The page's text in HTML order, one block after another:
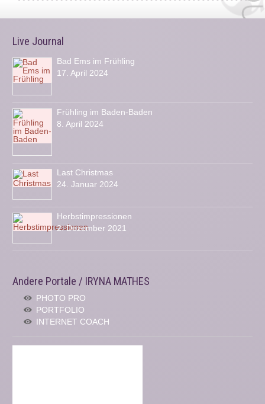
Live Journal
Bad Ems im Frühling
17. April 2024
Frühling im Baden-Baden
8. April 2024
Last Christmas
24. Januar 2024
Herbstimpressionen
2. Dezember 2021
Andere Portale / IRYNA MATHES
PHOTO PRO
PORTFOLIO
INTERNET COACH